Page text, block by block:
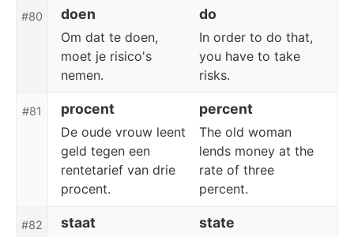
#80 doen do
Om dat te doen,
moet je risico's
nemen.
In order to do that,
you have to take
risks.
#81 procent percent
De oude vrouw leent
geld tegen een
rentetarief van drie
procent.
The old woman
lends money at the
rate of three
percent.
#82 staat state